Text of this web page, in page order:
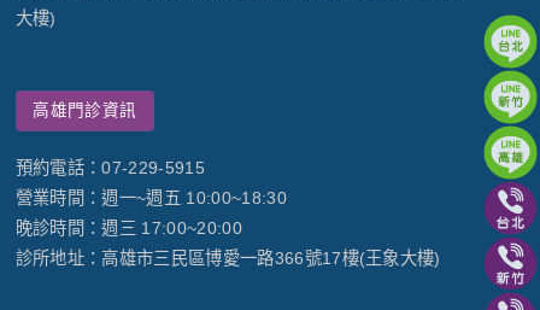
大樓)
高雄門診資訊
預約電話：07-229-5915
營業時間：週一~週五 10:00~18:30
晚診時間：週三 17:00~20:00
診所地址：高雄市三民區博愛一路366號17樓(王象大樓)